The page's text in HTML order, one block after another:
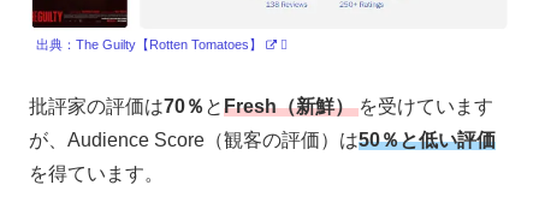
出典：The Guilty【Rotten Tomatoes】
批評家の評価は70％ とFresh（新鮮） を受けています
が、Audience Score（観客の評価）は50％と低い評価
を得ています。